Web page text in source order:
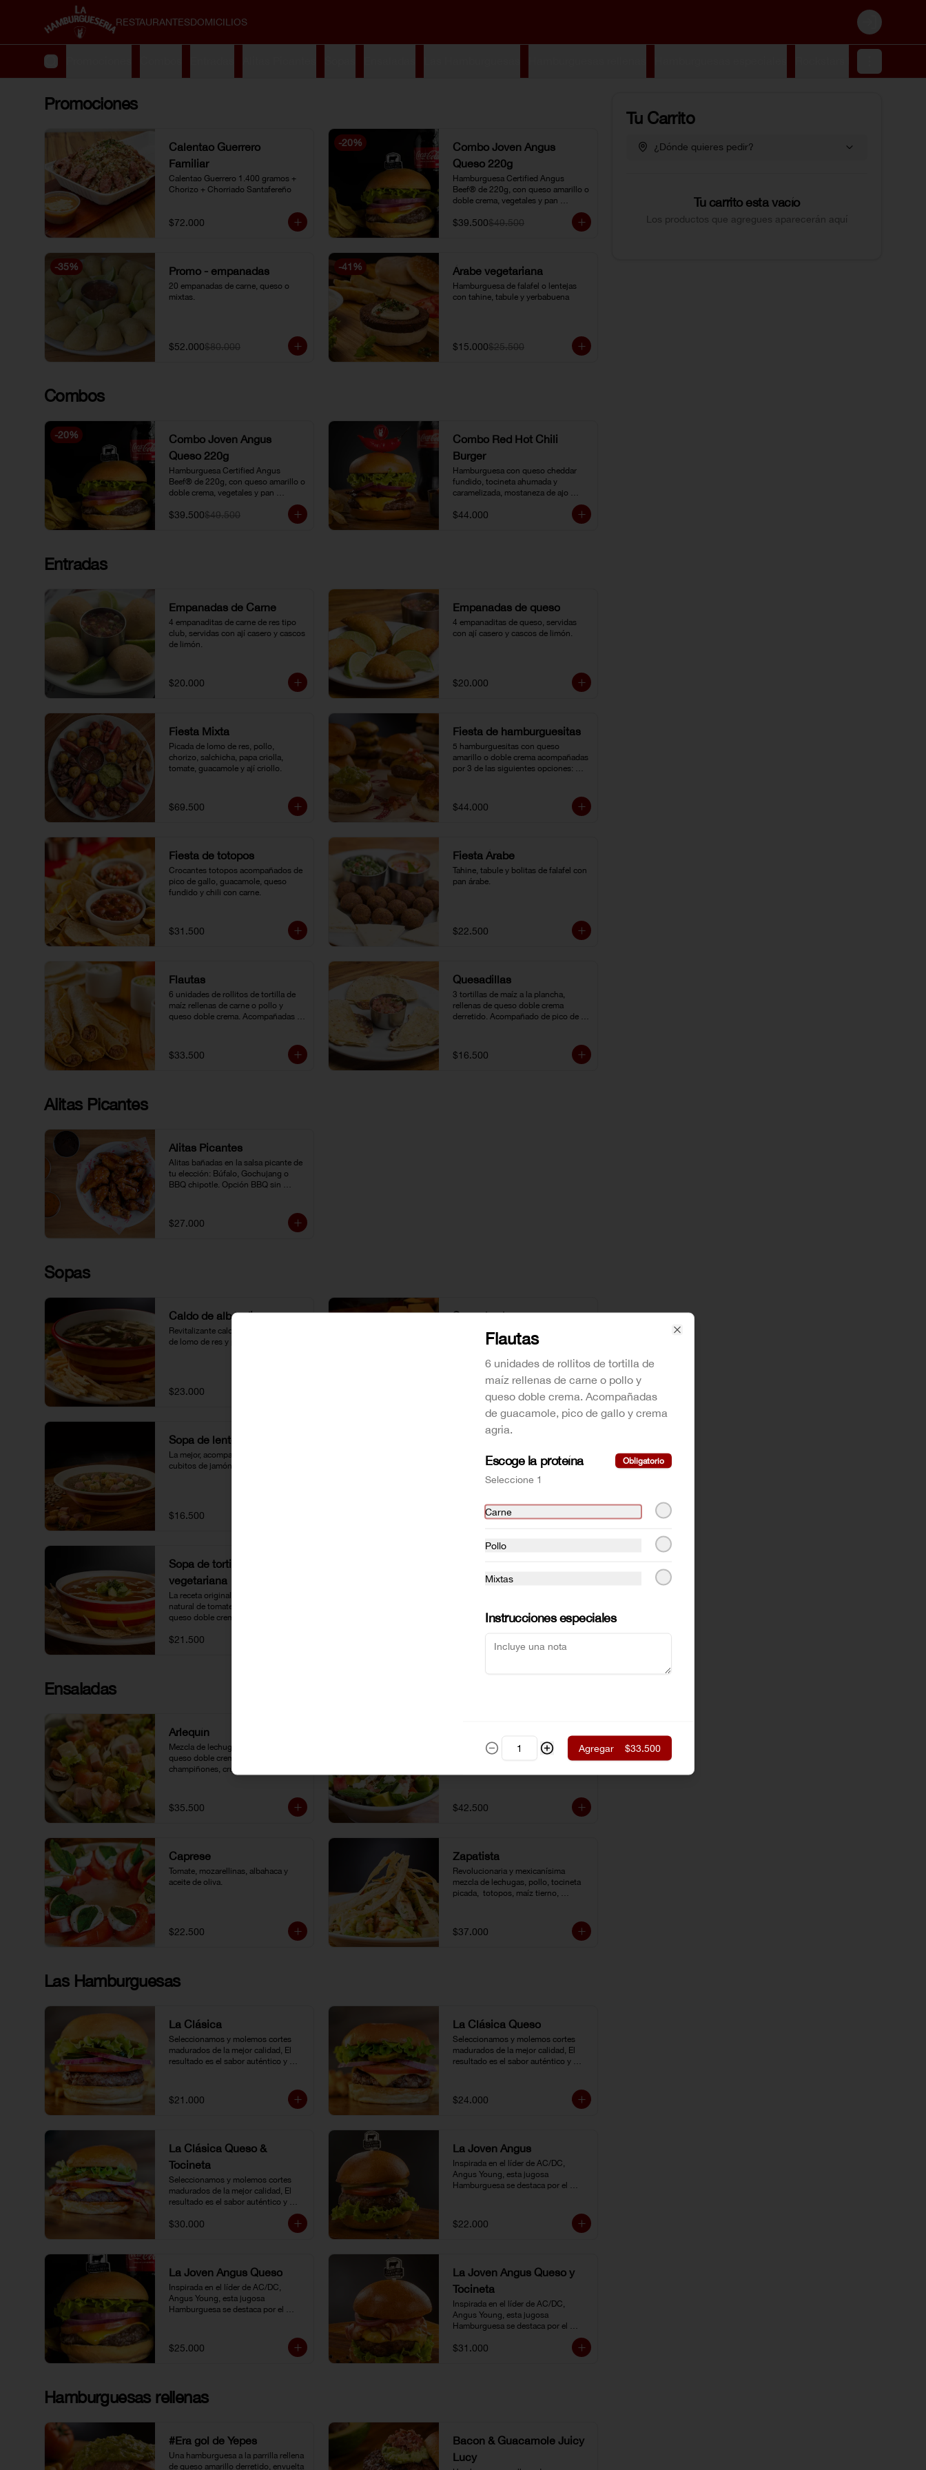
RESTAURANTESDOMICILIOS
Login
Promociones
Calentao Guerrero
Familiar
Calentao Guerrero 1.400 gramos +
Chorizo + Chorriado Santafereño
$72.000
-20%
Combo Joven Angus
Queso 220g
Hamburguesa Certified Angus
Beef® de 220g, con queso amarillo o
doble crema, vegetales y pan
brioche, acompañada de papa chip o
papa francesa y gaseosa o limonada
$39.500$49.500
-35% Promo - empanadas
20 empanadas de carne, queso o
mixtas.
$52.000$80.000
-41 % Árabe vegetariana
Hamburguesa de falafel o lentejas
con tahine, tabule y yerbabuena
$15.000$25.500
Combos
-20%
Combo Joven Angus
Queso 220g
Hamburguesa Certified Angus
Beef® de 220g, con queso amarillo o
doble crema, vegetales y pan
brioche, acompañada de papa chip o
papa francesa y gaseosa o limonada
$39.500$49.500
Combo Red Hot Chili
Burger
Hamburguesa con queso cheddar
fundido, tocineta ahumada y
caramelizada, mostaneza de ajo
brioche con topping de ají limo
peruano. Nuestro famoso chili con
$44.000
Entradas
Empanadas de Carne
4 empanaditas de carne de res tipo
club, servidas con ají casero y cascos
de limón.
$20.000
Empanadas de queso
4 empanaditas de queso, servidas
con ají casero y cascos de limón.
$20.000
Fiesta Mixta
Picada de lomo de res, pollo,
chorizo, salchicha, papa criolla,
tomate, guacamole y ají criollo.
$69.500
Fiesta de hamburguesitas
5 hamburguesitas con queso
amarillo o doble crema acompañadas
por 3 de las siguientes opciones:
criollo, pico de gallo o salsa de
pimienta negra.
$44.000
Fiesta de totopos
Crocantes totopos acompañados de
pico de gallo, guacamole, queso
fundido y chili con carne.
$31.500
Fiesta Árabe
Tahine, tabule y bolitas de falafel con
pan árabe.
$22.500
Flautas
6 unidades de rollitos de tortilla de
maíz rellenas de carne o pollo y
queso doble crema. Acompañadas
$33.500
Quesadillas
3 tortillas de maíz a la plancha,
rellenas de queso doble crema
derretido. Acompañado de pico de
$16.500
Alitas Picantes
Alitas Picantes
Alitas bañadas en la salsa picante de
tu elección: Búfalo, Gochujang o
BBQ chipotle. Opción BBQ sin
$27.000
Sopas
Caldo de albóndigas
Revitalizante caldo con albóndigas
de lomo de res y papas fosforito.
$23.000
Sopa de ahuyama
Receta casera acompañada de
Sopa de lentejas
La mejor, acompañada de crutones y
cubitos de jamón.
$16.500
Sopa de tortilla mexicana
La receta original de Lupita: Caldo
natural de tomate acompañado de
pollo desmenuzado, queso doble
$26.000
Sopa de tortilla
vegetariana
La receta original de Lupita: Caldo
natural de tomate acompañado
queso doble crema, aguacate y
$21.500
Ensaladas
Arlequín
Mezcla de lechugas, cubitos de
queso doble crema y jamón, tomate,
champiñones, crutones y vinagreta
$35.500
Tiras de pechuga de pollo, queso
azul, tocineta picada, tomate, pepino
$42.500
Caprese
Tomate, mozarellinas, albahaca y
aceite de oliva.
$22.500
Zapatista
Revolucionaria y mexicanísima
mezcla de lechugas, pollo, tocineta
picada,  totopos, maíz tierno,
casa.
$37.000
Las Hamburguesas
La Clásica
Seleccionamos y molemos cortes
madurados de la mejor calidad, El
resultado es el sabor auténtico y
término que usted elija. Armela como
quiera.
$21.000
La Clásica Queso
Seleccionamos y molemos cortes
madurados de la mejor calidad, El
resultado es el sabor auténtico y
término que usted elija. Armela como
quiera.
$24.000
La Clásica Queso &
Tocineta
Seleccionamos y molemos cortes
madurados de la mejor calidad, El
resultado es el sabor auténtico y
casero de nuestras hamburguesas,
las cuales preparamos a la parrilla al
término que usted elija. Armela como
$30.000
La Joven Angus
Inspirada en el líder de AC/DC,
Angus Young, esta jugosa
Hamburguesa se destaca por el
$22.000
La Joven Angus Queso
Inspirada en el líder de AC/DC,
Angus Young, esta jugosa
Hamburguesa se destaca por el
$25.000
La Joven Angus Queso y
Tocineta
Inspirada en el líder de AC/DC,
Angus Young, esta jugosa
Hamburguesa se destaca por el
Certified Angus Beef®.
$31.000
Hamburguesas rellenas
#Era gol de Yepes
Una hamburguesa a la parrilla rellena
de queso amarillo derretido, envuelta
Bacon & Guacamole Juicy
Lucy
Tu Carrito
¿Dónde quieres pedir?
Tu carrito esta vacío
Los productos que agregues aparecerán aquí
Flautas
6 unidades de rollitos de tortilla de
maíz rellenas de carne o pollo y
queso doble crema. Acompañadas
de guacamole, pico de gallo y crema
agria.
Escoge la proteína Obligatorio
Seleccione 1
Carne
Pollo
Mixtas
Instrucciones especiales
Agregar $33.500